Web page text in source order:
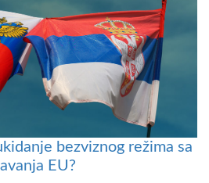
bezviznog režima sa
EU?